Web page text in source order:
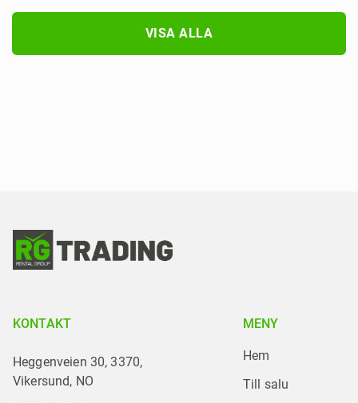
VISA ALLA
KONTAKT
Heggenveien 30, 3370,
Vikersund, NO
MENY
Hem
Till salu